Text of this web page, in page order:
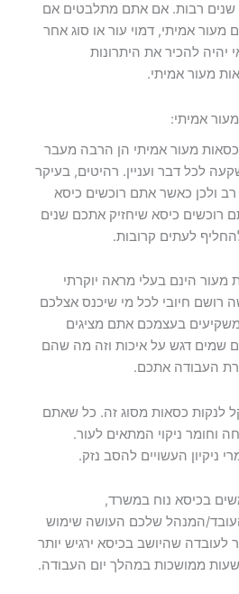
שנים רבות. אם אתם מתלבטים אם
אמיתי, דמוי עור או סוג אחר
להכיר את היתרונות
מעור אמיתי.
אמיתי:
מעור אמיתי הן הרבה מעבר
לכל דבר ועניין. רהיטים, בעיקר
רב ולכן כאשר אתם רוכשים כיסא
רוכשים כיסא שיחזיק אתכם שנים
לעתים קרובות.
מעור הינם בעלי מראה יוקרתי
רושם חיובי לכל מי שיכנס אצלכם
בעצמכם אתם מציגים
שמים דגש על איכות וזה מה שהם
העבודה אתכם.
לנקות כסאות מסוג זה. כל שאתם
וחומר ניקוי המתאים לעור.
ניקיון העשויים להסב נזק.
בכיסא נוח במשרד,
המנהל שלכם העושה שימוש
שהיושב בכיסא ירגיש יותר
ממושכות במהלך יום העבודה.